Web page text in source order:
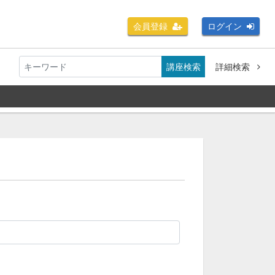
会員登録 ログイン
講座検索 詳細検索